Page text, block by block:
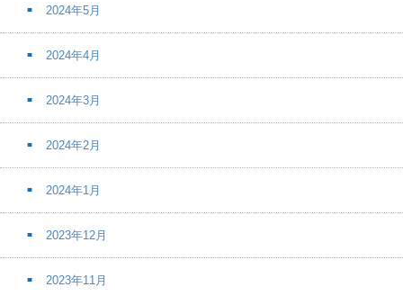
2024年5月
2024年4月
2024年3月
2024年2月
2024年1月
2023年12月
2023年11月